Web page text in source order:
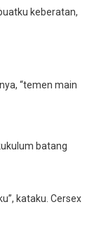
keberatan,
“temen main
batang
kataku. Cersex